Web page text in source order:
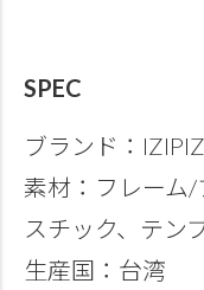
SPEC
ブランド：
素材：フレーム/
スチック、テン
生産国：台湾